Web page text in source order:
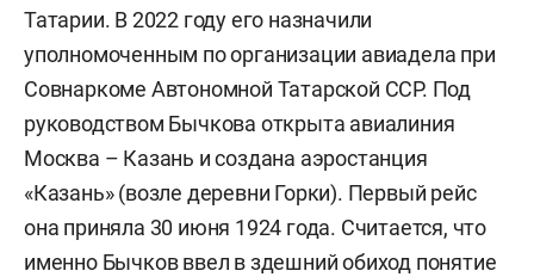
Татарии. В 2022 году его назначили
уполномоченным по организации авиадела при
Совнаркоме Автономной Татарской ССР. Под
руководством Бычкова открыта авиалиния
Москва – Казань и создана аэростанция
«Казань» (возле деревни Горки). Первый рейс
она приняла 30 июня 1924 года. Считается, что
именно Бычков ввел в здешний обиход понятие